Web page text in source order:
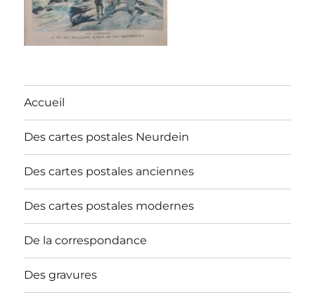
Accueil
Des cartes postales Neurdein
Des cartes postales anciennes
Des cartes postales modernes
De la correspondance
Des gravures